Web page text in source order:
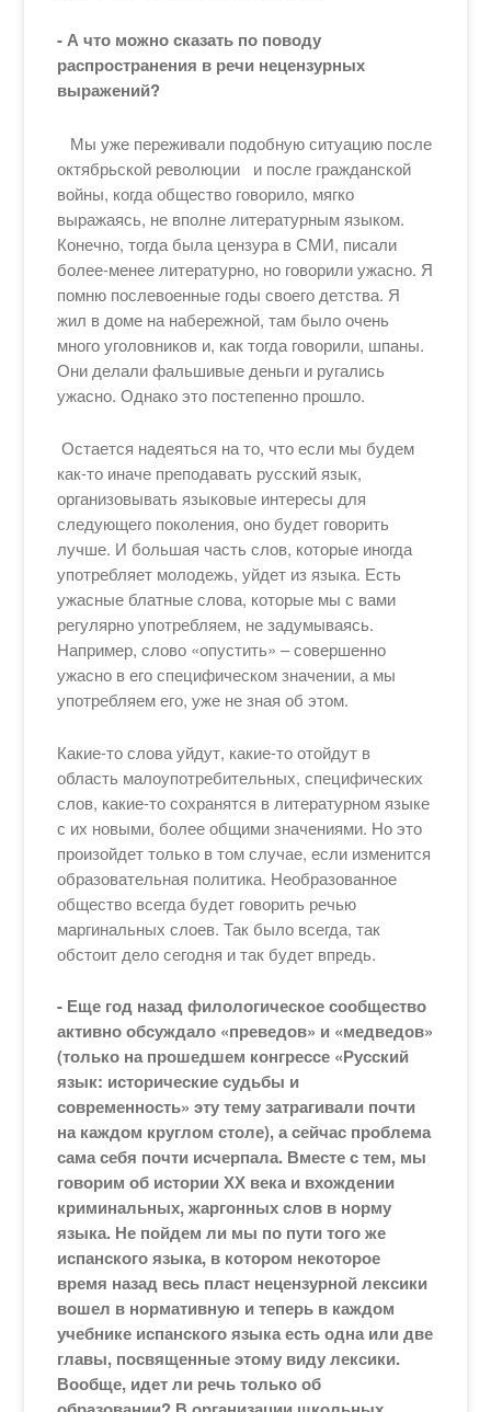
- А что можно сказать по поводу
распространения в речи нецензурных
выражений?
Мы уже переживали подобную ситуацию после
октябрьской революции и после гражданской
войны, когда общество говорило, мягко
выражаясь, не вполне литературным языком.
Конечно, тогда была цензура в СМИ, писали
более-менее литературно, но говорили ужасно. Я
помню послевоенные годы своего детства. Я
жил в доме на набережной, там было очень
много уголовников и, как тогда говорили, шпаны.
Они делали фальшивые деньги и ругались
ужасно. Однако это постепенно прошло.
Остается надеяться на то, что если мы будем
как-то иначе преподавать русский язык,
организовывать языковые интересы для
следующего поколения, оно будет говорить
лучше. И большая часть слов, которые иногда
употребляет молодежь, уйдет из языка. Есть
ужасные блатные слова, которые мы с вами
регулярно употребляем, не задумываясь.
Например, слово «опустить» – совершенно
ужасно в его специфическом значении, а мы
употребляем его, уже не зная об этом.
Какие-то слова уйдут, какие-то отойдут в
область малоупотребительных, специфических
слов, какие-то сохранятся в литературном языке
с их новыми, более общими значениями. Но это
произойдет только в том случае, если изменится
образовательная политика. Необразованное
общество всегда будет говорить речью
маргинальных слоев. Так было всегда, так
обстоит дело сегодня и так будет впредь.
- Еще год назад филологическое сообщество
активно обсуждало «преведов» и «медведов»
(только на прошедшем конгрессе «Русский
язык: исторические судьбы и
современность» эту тему затрагивали почти
на каждом круглом столе), а сейчас проблема
сама себя почти исчерпала. Вместе с тем, мы
говорим об истории ХХ века и вхождении
криминальных, жаргонных слов в норму
языка. Не пойдем ли мы по пути того же
испанского языка, в котором некоторое
время назад весь пласт нецензурной лексики
вошел в нормативную и теперь в каждом
учебнике испанского языка есть одна или две
главы, посвященные этому виду лексики.
Вообще, идет ли речь только об